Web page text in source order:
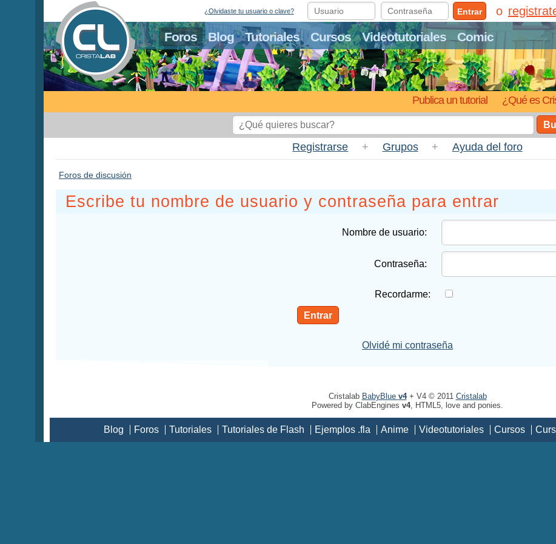
Foros Blog Tutoriales Cursos Videotutoriales Comic
Publica un tutorial ¿Qué es
¿Olvidaste tu usuario o clave? Entrar
Registrarse + Grupos + Ayuda del foro
Foros de discusión
Escribe tu nombre de usuario y contraseña para entrar
Nombre de usuario:
Contraseña:
Recordarme:
Olvidé mi contraseña
Cristalab BabyBlue v4+ V4 © 2011 Cristalab
Powered by ClabEngines v4, HTML5, love and ponies.
Blog Foros Tutoriales Tutoriales de Flash Ejemplos .fla Anime Videotutoriales Cursos